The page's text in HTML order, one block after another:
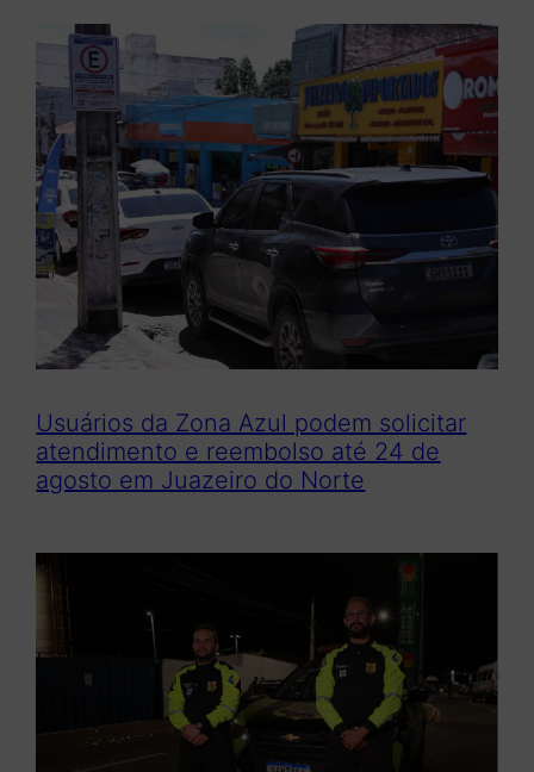
Usuários da Zona Azul podem solicitar
atendimento e reembolso até 24 de
agosto em Juazeiro do Norte